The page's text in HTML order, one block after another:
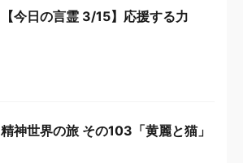
【今日の言霊 3/15】応援する力
精神世界の旅 その103「黄麗と猫」